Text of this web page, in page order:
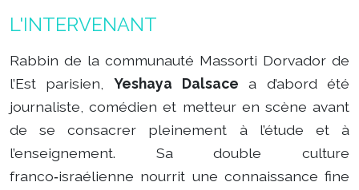
L'INTERVENANT
Rabbin de la communauté Massorti Dorvador de
l’Est parisien, Yeshaya Dalsace a d’abord été
journaliste, comédien et metteur en scène avant
de se consacrer pleinement à l’étude et à
l’enseignement. Sa double culture
franco‑israélienne nourrit une connaissance fine